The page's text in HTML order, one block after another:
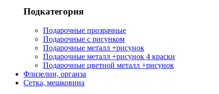
Подкатегория
Подарочные прозрачные
Подарочные с рисунком
Подарочные металл +рисунок
Подарочные металл +рисунок 4 краски
Подарочные цветной металл +рисунок
Флизелин, органза
Сетка, мешковина